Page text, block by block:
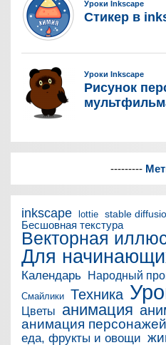
---------
inkscape lottie stable
Бесшовная текстура
Векторная
Для
Календарь Народный
Смайлики Техника
Цветы анимация
анимация персонажей
еда, фрукты и овощи